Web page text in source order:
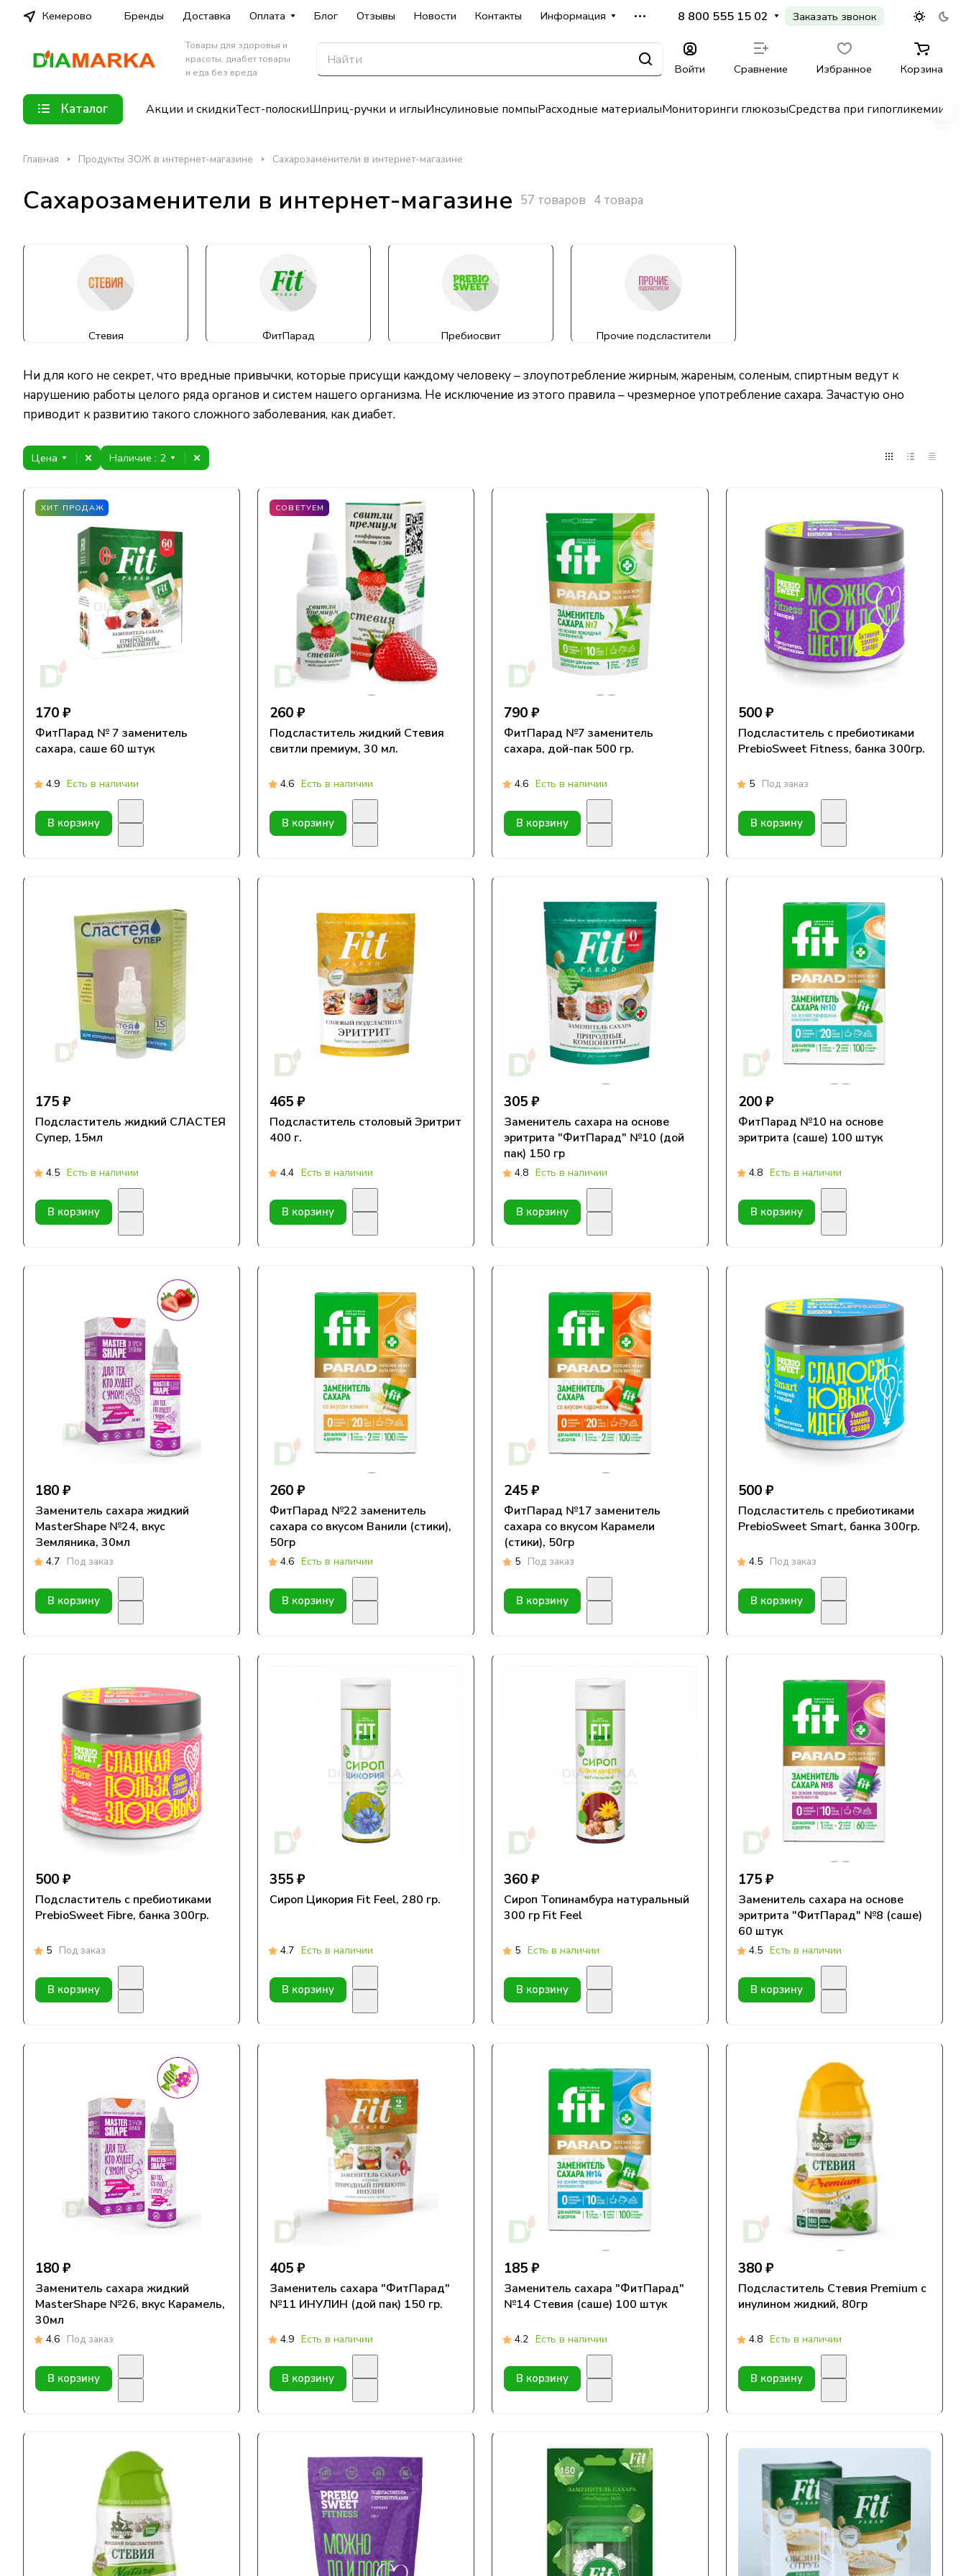
Кемерово Бренды Доставка Оплата Блог Отзывы Новости Контакты Информация 8 800 555 15 02 Заказать звонок
Товары для здоровья и
красоты, диабет товары
и еда без вреда
Войти Сравнение Избранное Корзина
Каталог Акции и скидкиТест-полоскиШприц-ручки и иглыИнсулиновые помпыРасходные материалыМониторинги глюкозыСредства при гипогликемии
Главная Продукты ЗОЖ в интернет-магазине Сахарозаменители в интернет-магазине
Сахарозаменители в интернет-магазине 57 товаров 4 товара
Стевия ФитПарад Пребиосвит Прочие подсластители
Ни для кого не секрет, что вредные привычки, которые присущи каждому человеку – злоупотребление жирным, жареным, соленым, спиртным ведут к
нарушению работы целого ряда органов и систем нашего организма. Не исключение из этого правила – чрезмерное употребление сахара. Зачастую оно
приводит к развитию такого сложного заболевания, как диабет.
Цена Наличие : 2
ХИТ ПРОДАЖ
170 ₽
ФитПарад № 7 заменитель
сахара, саше 60 штук
4.9 Есть в наличии
В корзину
СОВЕТУЕМ
260 ₽
Подсластитель жидкий Стевия
свитли премиум, 30 мл.
4.6 Есть в наличии
В корзину
790 ₽
ФитПарад №7 заменитель
сахара, дой-пак 500 гр.
4.6 Есть в наличии
В корзину
500 ₽
Подсластитель с пребиотиками
PrebioSweet Fitness, банка 300гр.
5 Под заказ
В корзину
175 ₽
Подсластитель жидкий СЛАСТЕЯ
Супер, 15мл
4.5 Есть в наличии
В корзину
465 ₽
Подсластитель столовый Эритрит
400 г.
4.4 Есть в наличии
В корзину
305 ₽
Заменитель сахара на основе
эритрита "ФитПарад" №10 (дой
пак) 150 гр
4.8 Есть в наличии
В корзину
200 ₽
ФитПарад №10 на основе
эритрита (саше) 100 штук
4.8 Есть в наличии
В корзину
180 ₽
Заменитель сахара жидкий
MasterShape №24, вкус
Земляника, 30мл
4.7 Под заказ
В корзину
260 ₽
ФитПарад №22 заменитель
сахара со вкусом Ванили (стики),
50гр
4.6 Есть в наличии
В корзину
245 ₽
ФитПарад №17 заменитель
сахара со вкусом Карамели
(стики), 50гр
5 Под заказ
В корзину
500 ₽
Подсластитель с пребиотиками
PrebioSweet Smart, банка 300гр.
4.5 Под заказ
В корзину
500 ₽
Подсластитель с пребиотиками
PrebioSweet Fibre, банка 300гр.
5 Под заказ
В корзину
355 ₽
Сироп Цикория Fit Feel, 280 гр.
4.7 Есть в наличии
В корзину
360 ₽
Сироп Топинамбура натуральный
300 гр Fit Feel
5 Есть в наличии
В корзину
175 ₽
Заменитель сахара на основе
эритрита "ФитПарад" №8 (саше)
60 штук
4.5 Есть в наличии
В корзину
180 ₽
Заменитель сахара жидкий
MasterShape №26, вкус Карамель,
30мл
4.6 Под заказ
В корзину
405 ₽
Заменитель сахара "ФитПарад"
№11 ИНУЛИН (дой пак) 150 гр.
4.9 Есть в наличии
В корзину
185 ₽
Заменитель сахара "ФитПарад"
№14 Стевия (саше) 100 штук
4.2 Есть в наличии
В корзину
380 ₽
Подсластитель Стевия Premium с
инулином жидкий, 80гр
4.8 Есть в наличии
В корзину